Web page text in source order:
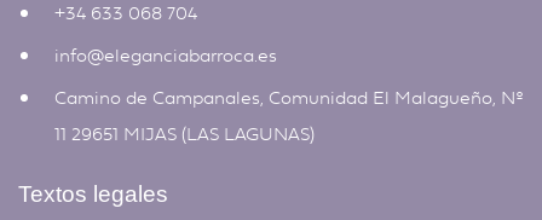
+34 633 068 704
info@eleganciabarroca.es
Camino de Campanales, Comunidad El Malagueño, Nº
11 29651 MIJAS (LAS LAGUNAS)
Textos legales